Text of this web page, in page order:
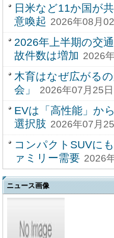
日米など11か国が
意喚起 2026年08月
2026年上半期の交
故件数は増加 2026
木育はなぜ広がる
会」
2026年07月25日
EVは「高性能」か
選択肢 2026年07月
コンパクトSUVに
ァミリー需要 2026
ニュース画像